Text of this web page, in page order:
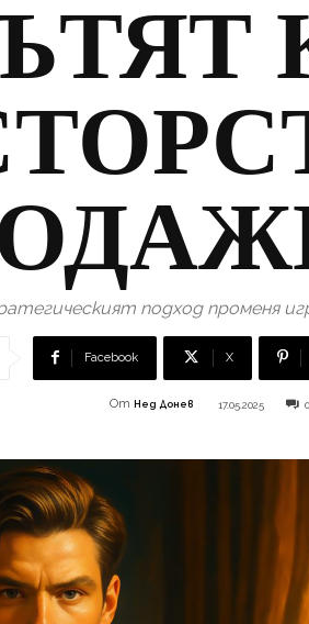
подход променя
Facebook X
От Нед Донев 17.05.2025 0